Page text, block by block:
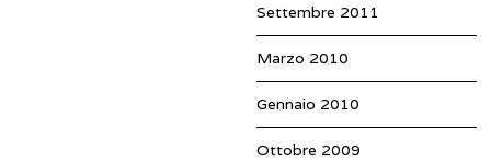
Settembre 2011
Marzo 2010
Gennaio 2010
Ottobre 2009